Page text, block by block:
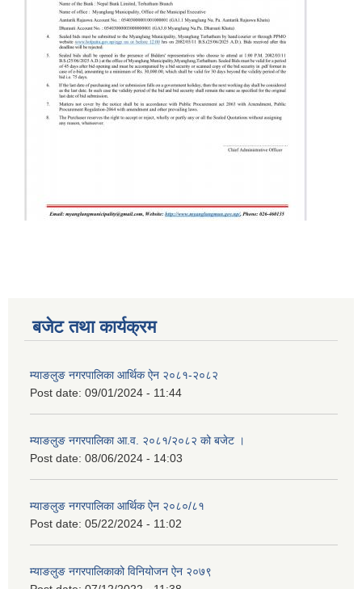
बजेट तथा कार्यक्रम
म्याङलुङ नगरपालिका आर्थिक ऐन २०८१-२०८२
Post date: 09/01/2024 - 11:44
म्याङलुङ नगरपालिका आ.व. २०८१/२०८२ को बजेट ।
Post date: 08/06/2024 - 14:03
म्याङलुङ नगरपालिका आर्थिक ऐन २०८०/८१
Post date: 05/22/2024 - 11:02
म्याङलुङ नगरपालिकाको विनियोजन ऐन २०७९